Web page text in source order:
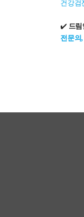
건강검
✔️ 드
전문의